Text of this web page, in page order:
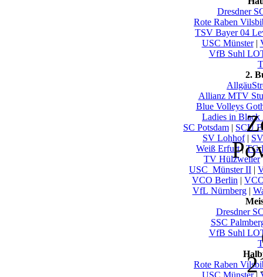
Dresdner
Rote Raben
TSV Bayer 04
USC Münster|
VfB Suhl
2.
Allianz MTV
Blue Volleys
Ladies in Black
SC Potsdam | SCU
SV Lohhof|
Weiß Erfurt|TG
TV Hülzweiler
USC_Münster II |
VCO Berlin |
VfL Nürnberg|
Dresdner
SSC
VfB Suhl
Rote Raben
USC Münster|